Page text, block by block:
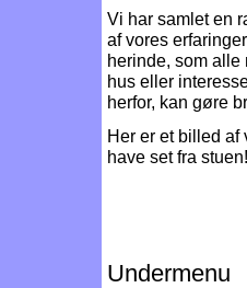
Vi har samlet en
af vores erfaringer
herinde, som alle
hus eller
herfor, kan gøre
Her er et billed af
have set fra stuen!
Undermenu